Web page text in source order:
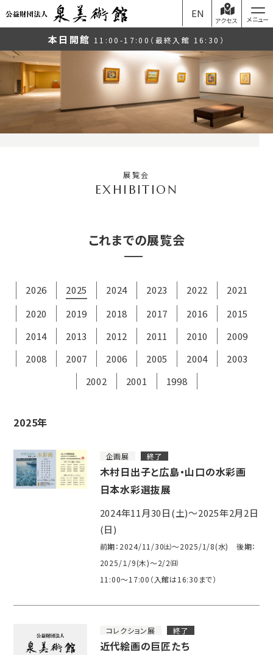
EN
本日開館 11:00-17:00（最終入館 16:30）
アクセス
展覧会
これまでの展覧会
2026 2025 2024 2023 2022
2021
2020
2019 2018 2017 2016
2015
2014
2013 2012 2011 2010
2009
2008
2007 2006 2005 2004
2003
2002
2001 1998
2025年
企画展 終了
木村日出子と広島・山口の水彩画
日本水彩選抜展
2024年11月30日(土)～2025年2月2日
(日)
前期：2024/11/30㈯～2025/1/8(水) 後期：
2025/１/9(木)～2/2㈰
11:00～17:00（入館は16:30まで）
コレクション展 終了
近代絵画の巨匠たち